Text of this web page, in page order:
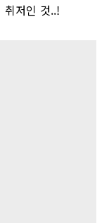
취저인 것..!